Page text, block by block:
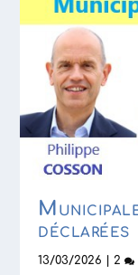
déclarées
13/03/2026 |2